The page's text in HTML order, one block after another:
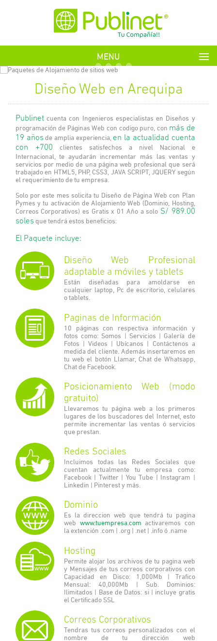
MENU
Diseño Web en Arequipa
Publinetcuenta con Ingenieros especialistas en Diseños y
programación de Páginas Web con codigo puro, con más de
19 añosde amplia experiencia, en la actualidad cuenta
con +700 clientes satisfechos a nivel Nacional e
Internacional, te ayudarán incrementar más las ventas y
servicios por medio de una página web profesional que será
trabajado en HTML5, PHP, CSS3, JAVA SCRIPT, JQUERY según
el requerimiento de tu empresa.
Solo por este mes solicita tu Diseño de Página Web con Plan
Pymes y tu activación de Alojamiento Web (Dominio, Hosting,
Correos Corporativos) es Gratis x 01 Año a solo S/ 989.00
solesque tendrá estos beneficios:
El Paquete incluye:
Diseño Web Profesional
adaptable a móviles y tablets
Están diseñadas para amoldarse en
cualquier laptop, Pc de escritorio, celulares
o tablets.
Paginas de Información
10 páginas con respectiva información y
fotos como: Somos | Servicios | Galería de
Fotos | Videos | Ubícanos | Contáctenos a
medida del cliente. Además insertaremos en
tu web el botón Llamar, Chat de Whatsapp,
Chat de Facebook.
Posicionamiento Web (modo
gratuito)
Llevaremos tu página web a los primeros
lugares de los buscadores del Internet, esto
permite incrementar las ventas ó servicios
que prestan.
Redes Sociales
Incluimos todas las Redes Sociales que
cuentan actualmente tu empresa como:
Facebook | Twitter | You Tube | Instagram |
Linkedin | Pinterest y más.
Dominio
Es la direccion web que tendrá tu pagina
web www.tuempresa.com activaremos con
la extención .com | .org | .net | .info ó .name
Hosting
Permite alojar los archivos de tu pagina web
y Mensajes de tus correos corporativos con
Capacidad en Disco: 1,000Mb | Trafico
Mensual: 40,000Mb | Sub. Dominios:
Ilimitados | Base de Datos: si | incluye gratis
el Certificado SSL
Correos Corporativos
Tendras tus correos personalizados con el
nombre de tu dirección web